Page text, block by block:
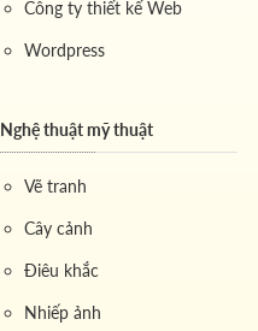
Công ty thiết kế Web
Wordpress
Nghệ thuật mỹ thuật
Vẽ tranh
Cây cảnh
Điêu khắc
Nhiếp ảnh